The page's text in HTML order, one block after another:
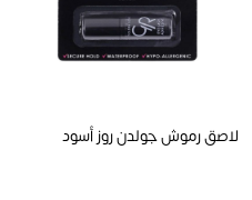
لاصق رموش جولدن روز أسود